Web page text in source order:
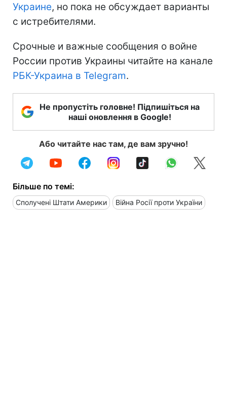
Украине, но пока не обсуждает варианты
с истребителями.
Срочные и важные сообщения о войне
России против Украины читайте на канале
РБК-Украина в Telegram.
Не пропустіть головне! Підпишіться на
наші оновлення в Google!
Або читайте нас там, де вам зручно!
Більше по темі:
Сполучені Штати Америки Війна Росії проти України